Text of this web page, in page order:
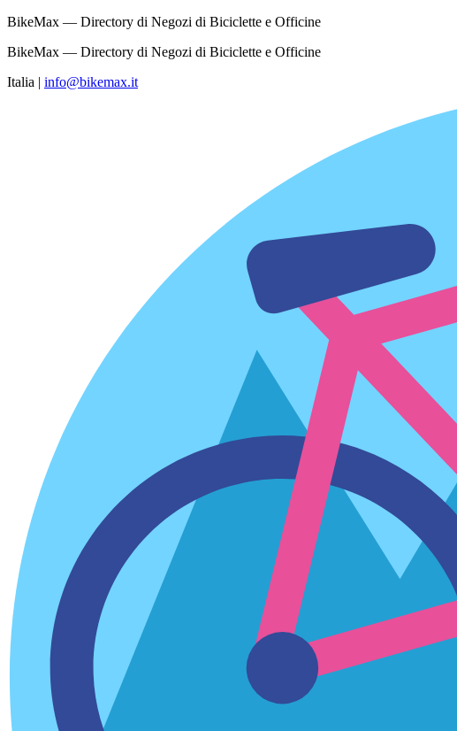
BikeMax — Directory di Negozi di Biciclette e Officine
BikeMax — Directory di Negozi di Biciclette e Officine
Italia | info@bikemax.it